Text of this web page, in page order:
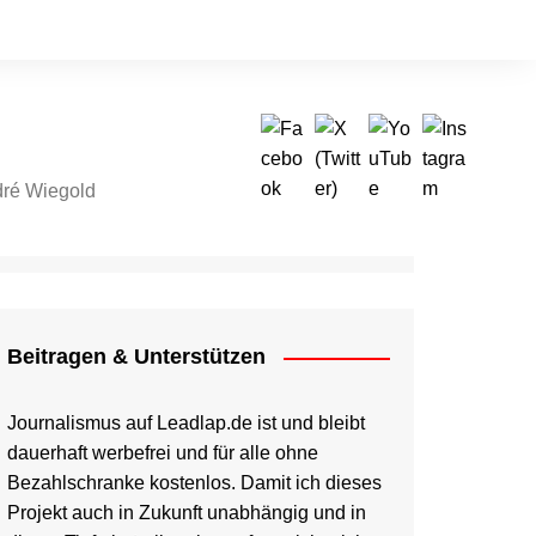
Wiegold
Beitragen & Unterstützen
Journalismus auf Leadlap.de ist und bleibt
dauerhaft werbefrei und für alle ohne
Bezahlschranke kostenlos. Damit ich dieses
Projekt auch in Zukunft unabhängig und in